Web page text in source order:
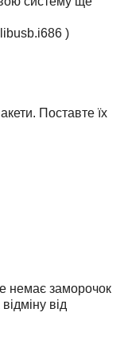
)
Поставте їх
немає заморочок
від